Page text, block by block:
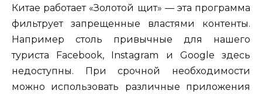
Китае работает «Золотой щит» — эта программа
фильтрует запрещенные властями контенты.
Например столь привычные для нашего
туриста Facebook, Instagram и Google здесь
недоступны. При срочной необходимости
можно использовать различные приложения